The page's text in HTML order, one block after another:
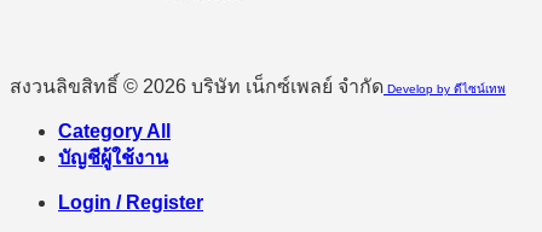
สงวนลิขสิทธิ์ © 2026 บริษัท เน็กซ์เพลย์ จำกัด Develop by ดีไซน์เทพ
Category All
บัญชีผู้ใช้งาน
Login / Register